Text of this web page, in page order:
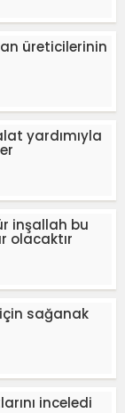
üreticilerinin
yardımıyla
inşallah bu
olacaktır
sağanak
inceledi